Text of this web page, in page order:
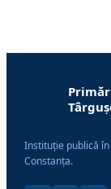
Instituție publică
Constanța.